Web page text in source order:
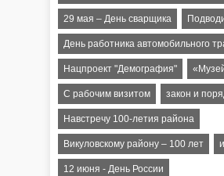
29 мая – День сварщика
День работника автомобильного
Нацпроект "Демография"
C рабочим визитом закон и
Навстречу 100-летия района
Викуловскому району – 100 лет
12 июня - День России